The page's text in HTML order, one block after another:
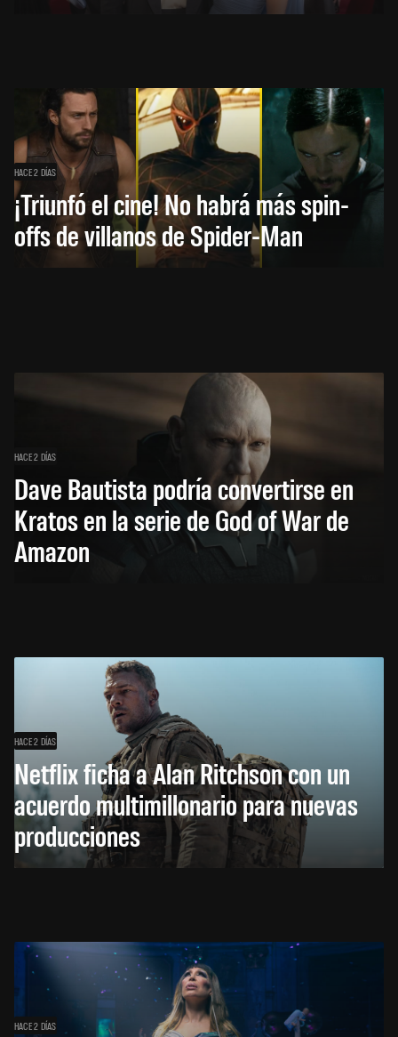
HACE 2 DÍAS
¡Triunfó el cine! No habrá más spin-
offs de villanos de Spider-Man
HACE 2 DÍAS
Dave Bautista podría convertirse en
Kratos en la serie de God of War de
Amazon
HACE 2 DÍAS
Netflix ficha a Alan Ritchson con un
acuerdo multimillonario para nuevas
producciones
HACE 2 DÍAS